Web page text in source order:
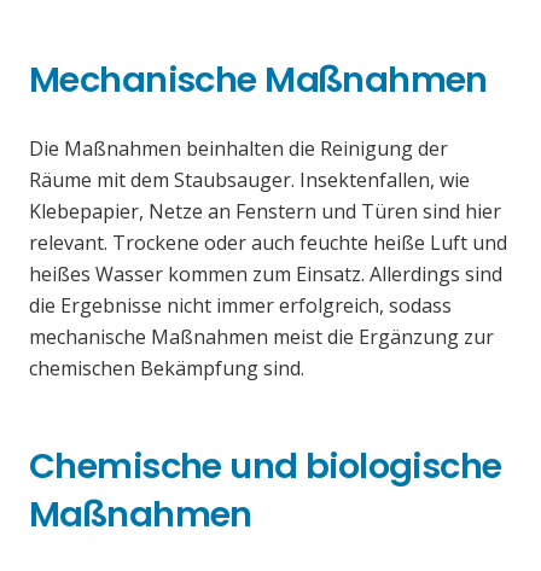
Mechanische Maßnahmen
Die Maßnahmen beinhalten die Reinigung der
Räume mit dem Staubsauger. Insektenfallen, wie
Klebepapier, Netze an Fenstern und Türen sind hier
relevant. Trockene oder auch feuchte heiße Luft und
heißes Wasser kommen zum Einsatz. Allerdings sind
die Ergebnisse nicht immer erfolgreich, sodass
mechanische Maßnahmen meist die Ergänzung zur
chemischen Bekämpfung sind.
Chemische und biologische
Maßnahmen